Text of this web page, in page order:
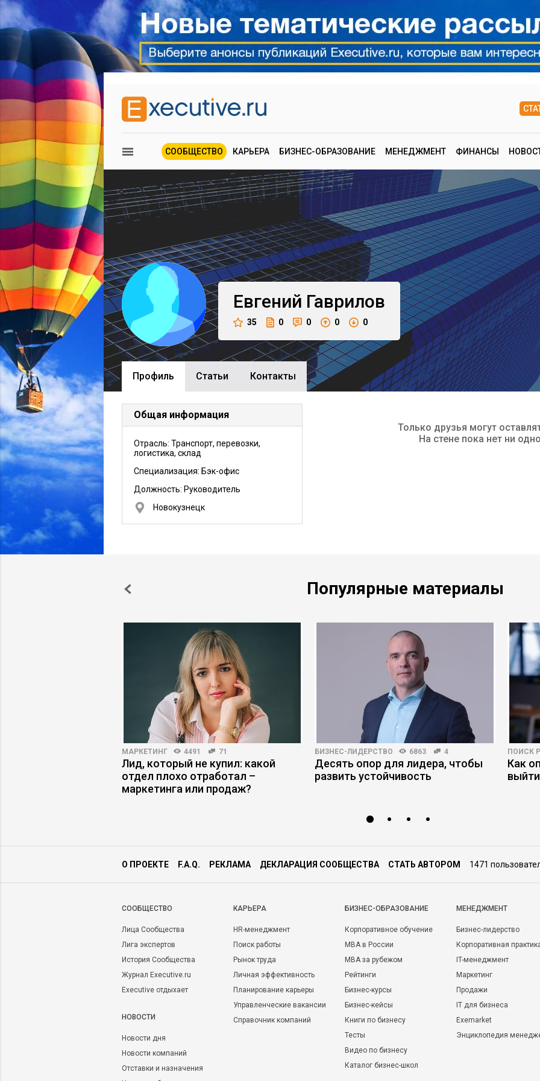
СООБЩЕСТВО КАРЬЕРА БИЗНЕС-ОБРАЗОВАНИЕ МЕНЕДЖМЕНТ ФИНАНСЫ
Евгений Гаврилов
35 0 0 0 0
Профиль Cтатьи Контакты
Общая информация
Отрасль: Транспорт, перевозки,
логистика, склад
Специализация: Бэк-офис
Должность: Руководитель
Новокузнецк
Только друзья могут
На стене пока нет ни
Популярные материалы
МАРКЕТИНГ 4491 71
Лид, который не купил: какой
отдел плохо отработал –
маркетинга или продаж?
БИЗНЕС-ЛИДЕРСТВО 6863 4
Десять опор для лидера, чтобы
развить устойчивость
ПОИСК
Как
О ПРОЕКТЕ F.A.Q. РЕКЛАМА ДЕКЛАРАЦИЯ СООБЩЕСТВА СТАТЬ АВТОРОМ 1471
CООБЩЕСТВО
Лица Сообщества
Лига экспертов
История Сообщества
Журнал Executive.ru
Executive отдыхает
НОВОСТИ
Новости дня
Новости компаний
Отставки и назначения
КАРЬЕРА
HR-менеджмент
Поиск работы
Рынок труда
Личная эффективность
Планирование карьеры
Управленческие вакансии
Справочник компаний
БИЗНЕС-ОБРАЗОВАНИЕ
Корпоративное обучение
MBA в России
MBA за рубежом
Рейтинги
Бизнес-курсы
Бизнес-кейсы
Книги по бизнесу
Тесты
Видео по бизнесу
Каталог бизнес-школ
МЕНЕДЖМЕНТ
Бизнес-лидерство
Корпоративная
IT-менеджмент
Маркетинг
Продажи
IT для бизнеса
Exemarket
Энциклопедия